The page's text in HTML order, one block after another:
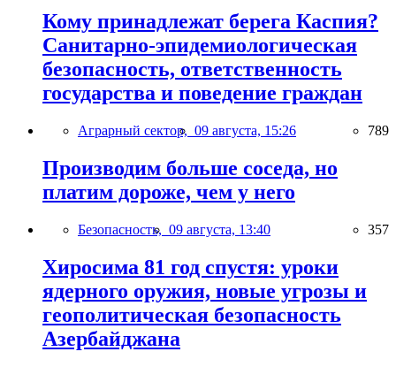
Кому принадлежат берега Каспия?
Санитарно-эпидемиологическая
безопасность, ответственность
государства и поведение граждан
Аграрный сектор, 09 августа, 15:26 789
Производим больше соседа, но
платим дороже, чем у него
Безопасность, 09 августа, 13:40 357
Хиросима 81 год спустя: уроки
ядерного оружия, новые угрозы и
геополитическая безопасность
Азербайджана